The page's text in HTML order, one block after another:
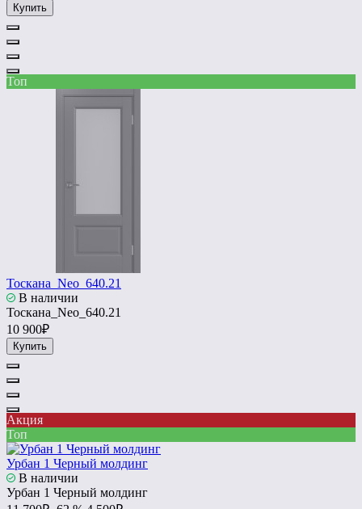
Купить
Топ
Тоскана_Neo_640.21
В наличии
Тоскана_Neo_640.21
10 900₽
Купить
Акция
Топ
Урбан 1 Черный молдинг
В наличии
Урбан 1 Черный молдинг